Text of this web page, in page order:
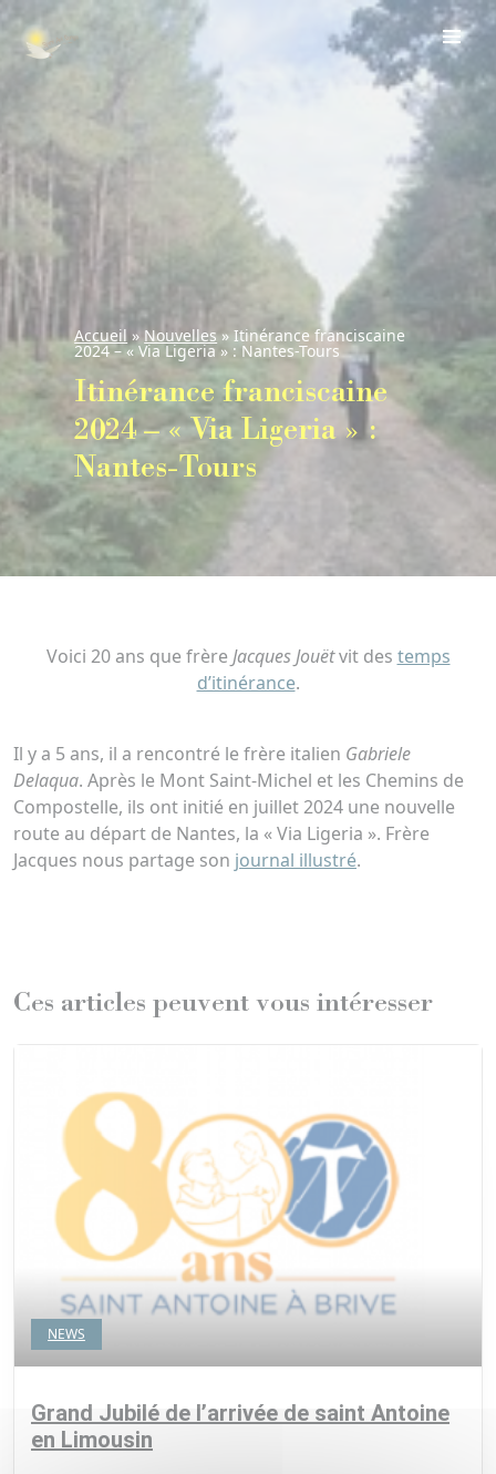
Accueil »Nouvelles »Itinérance franciscaine
2024 – « Via Ligeria » : Nantes-Tours
Itinérance franciscaine
2024 – « Via Ligeria » :
Nantes-Tours
Voici 20 ans que frère Jacques Jouëtvit des temps
d’itinérance.
Il y a 5 ans, il a rencontré le frère italien Gabriele
Delaqua. Après le Mont Saint-Michel et les Chemins de
Compostelle, ils ont initié en juillet 2024 une nouvelle
route au départ de Nantes, la « Via Ligeria ». Frère
Jacques nous partage son journal illustré.
Ces articles peuvent vous intéresser
NEWS
Grand Jubilé de l’arrivée de saint Antoine
en Limousin